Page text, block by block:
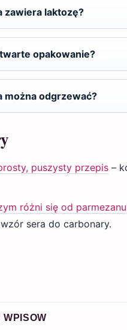
zawiera laktozę?
opakowanie?
można odgrzewać?
puszysty przepis –
różni się od
sera do carbonary.